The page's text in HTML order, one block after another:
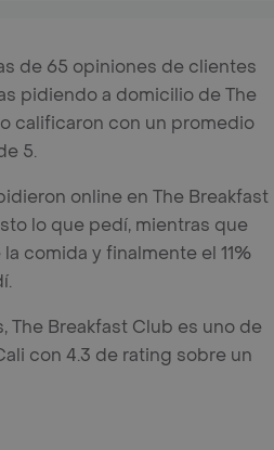
de 65 opiniones de clientes
pidiendo a domicilio de The
calificaron con un promedio
5.
online en The Breakfast
lo que pedí, mientras que
comida y finalmente el 11%
The Breakfast Club es uno de
con 4.3 de rating sobre un